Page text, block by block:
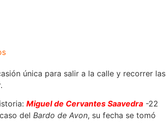
única para salir a la calle y recorrer las
Miguel de Cervantes Saavedra -22
del Bardo de Avon, su fecha se tomó